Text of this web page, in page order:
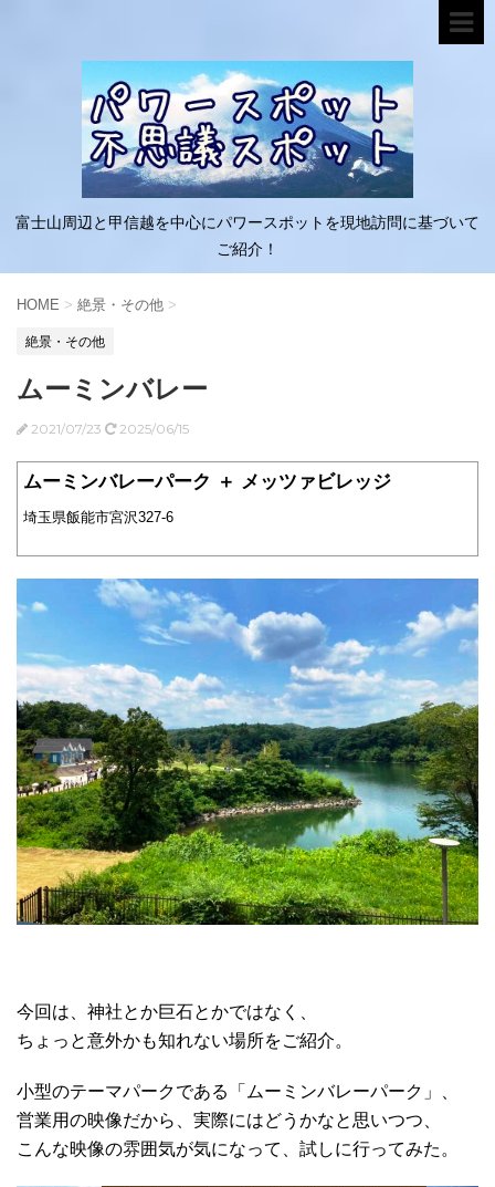
富士山周辺と甲信越を中心にパワースポットを現地訪問に基づいて
ご紹介！
HOME > 絶景・その他 >
絶景・その他
ムーミンバレー
2021/07/23 2025/06/15
ムーミンバレーパーク ＋ メッツァビレッジ
埼玉県飯能市宮沢327-6
今回は、神社とか巨石とかではなく、
ちょっと意外かも知れない場所をご紹介。
小型のテーマパークである「ムーミンバレーパーク」、
営業用の映像だから、実際にはどうかなと思いつつ、
こんな映像の雰囲気が気になって、試しに行ってみた。